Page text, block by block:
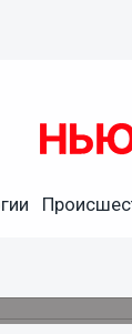
и
покрыть